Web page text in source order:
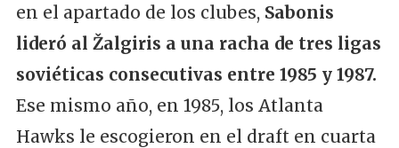
en el apartado de los clubes, Sabonis
lideró al Žalgiris a una racha de tres ligas
soviéticas consecutivas entre 1985 y 1987.
Ese mismo año, en 1985, los Atlanta
Hawks le escogieron en el draft en cuarta